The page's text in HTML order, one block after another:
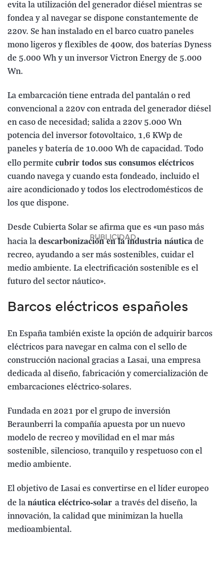
evita la utilización del generador diésel mientras se
fondea y al navegar se dispone constantemente de
220v. Se han instalado en el barco cuatro paneles
mono ligeros y flexibles de 400w, dos baterías Dyness
de 5.000 Wh y un inversor Victron Energy de 5.000
Wn.
La embarcación tiene entrada del pantalán o red
convencional a 220v con entrada del generador diésel
en caso de necesidad; salida a 220v 5.000 Wn
potencia del inversor fotovoltaico, 1,6 KWp de
paneles y batería de 10.000 Wh de capacidad. Todo
ello permite cubrir todos sus consumos eléctricos
cuando navega y cuando esta fondeado, incluido el
aire acondicionado y todos los electrodomésticos de
los que dispone.
Desde Cubierta Solar se afirma que es «un paso más
hacia la descarbonización en la industria náutica de
recreo, ayudando a ser más sostenibles, cuidar el
medio ambiente. La electrificación sostenible es el
futuro del sector náutico».
Barcos eléctricos españoles
En España también existe la opción de adquirir barcos
eléctricos para navegar en calma con el sello de
construcción nacional gracias a Lasai, una empresa
dedicada al diseño, fabricación y comercialización de
embarcaciones eléctrico-solares.
Fundada en 2021 por el grupo de inversión
Beraunberri la compañía apuesta por un nuevo
modelo de recreo y movilidad en el mar más
sostenible, silencioso, tranquilo y respetuoso con el
medio ambiente.
El objetivo de Lasai es convertirse en el líder europeo
de la náutica eléctrico-solar a través del diseño, la
innovación, la calidad que minimizan la huella
medioambiental.